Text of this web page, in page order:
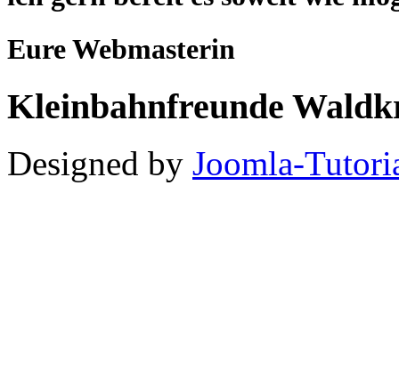
Eure Webmasterin
Kleinbahnfreunde
Designed by Joomla-